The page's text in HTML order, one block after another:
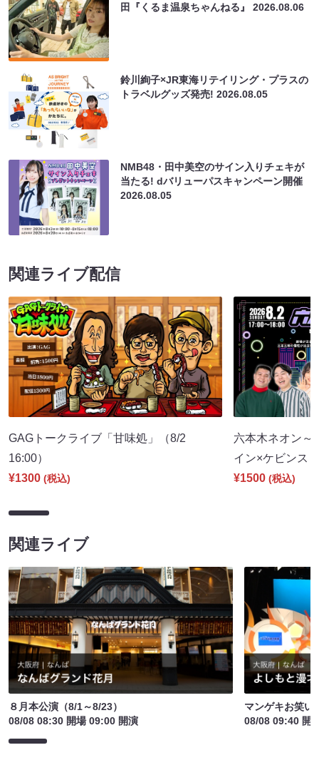
田『くるま温泉ちゃんねる』2026.08.06
鈴川絢子×JR東海リテイリング・プラスの
トラベルグッズ発売!2026.08.05
NMB48・田中美空のサイン入りチェキが
当たる! dバリューパスキャンペーン開催
2026.08.05
関連ライブ配信
GAGトークライブ「甘味処」（8/2
16:00）
¥1300 (税込)
六本木ネオン～
イン×ケビンス
¥1500 (税込)
関連ライブ
８月本公演（8/1～8/23）
08/08 08:30 開場 09:00 開演
マンゲキお笑い
08/08 09:40 開